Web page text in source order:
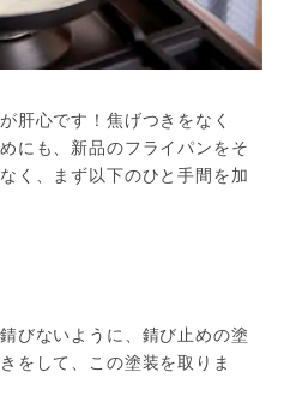
肝心です！焦げつきをなく
にも、新品のフライパンをそ
く、まず以下のひと手間を加
びないように、錆び止めの塗
をして、この塗装を取りま